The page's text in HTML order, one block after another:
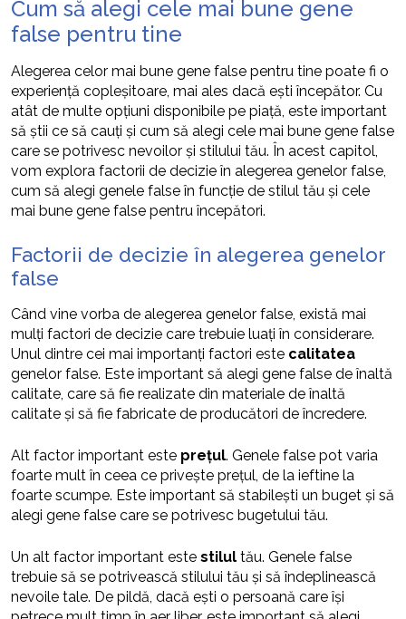
Cum să alegi cele mai bune gene
false pentru tine
Alegerea celor mai bune gene false pentru tine poate fi o
experiență copleșitoare, mai ales dacă ești începător. Cu
atât de multe opțiuni disponibile pe piață, este important
să știi ce să cauți și cum să alegi cele mai bune gene false
care se potrivesc nevoilor și stilului tău. În acest capitol,
vom explora factorii de decizie în alegerea genelor false,
cum să alegi genele false în funcție de stilul tău și cele
mai bune gene false pentru începători.
Factorii de decizie în alegerea genelor
false
Când vine vorba de alegerea genelor false, există mai
mulți factori de decizie care trebuie luați în considerare.
Unul dintre cei mai importanți factori este calitatea
genelor false. Este important să alegi gene false de înaltă
calitate, care să fie realizate din materiale de înaltă
calitate și să fie fabricate de producători de încredere.
Alt factor important este prețul. Genele false pot varia
foarte mult în ceea ce privește prețul, de la ieftine la
foarte scumpe. Este important să stabilești un buget și să
alegi gene false care se potrivesc bugetului tău.
Un alt factor important este stilul tău. Genele false
trebuie să se potrivească stilului tău și să îndeplinească
nevoile tale. De pildă, dacă ești o persoană care își